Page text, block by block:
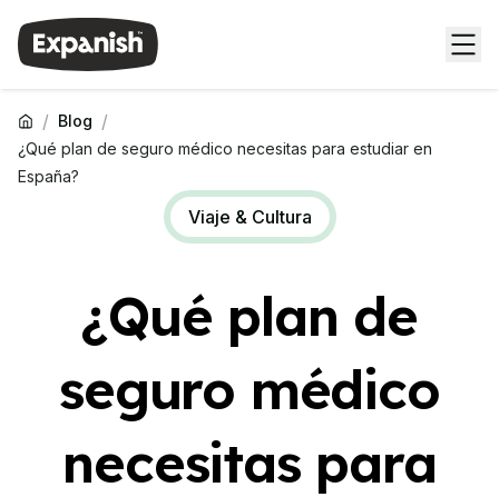
/ Blog /
¿Qué plan de seguro médico necesitas para estudiar en
España?
Viaje & Cultura
¿Qué plan de
seguro médico
necesitas para